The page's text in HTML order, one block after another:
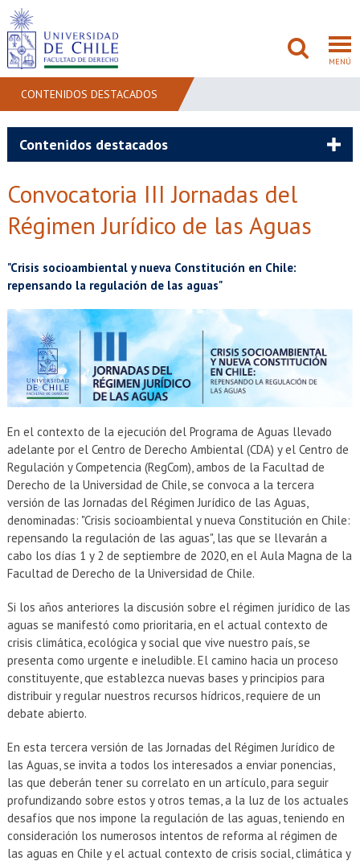
MENÚ
FACULTAD
POSTGRADO
INVESTIGACIÓN
BIBLIOTECAS
EXTENSIÓN
Académicos Estudiantes
Egresados Funcionarios
CONTENIDOS DESTACADOS
Contenidos destacados
Convocatoria III Jornadas del
Régimen Jurídico de las Aguas
"Crisis socioambiental y nueva Constitución en Chile:
repensando la regulación de las aguas"
En el contexto de la ejecución del Programa de Aguas llevado
adelante por el Centro de Derecho Ambiental (CDA) y el Centro de
Regulación y Competencia (RegCom), ambos de la Facultad de
Derecho de la Universidad de Chile, se convoca a la tercera
versión de las Jornadas del Régimen Jurídico de las Aguas,
denominadas: "Crisis socioambiental y nueva Constitución en Chile:
repensando la regulación de las aguas", las que se llevarán a
cabo los días 1 y 2 de septiembre de 2020, en el Aula Magna de la
Facultad de Derecho de la Universidad de Chile.
Si los años anteriores la discusión sobre el régimen jurídico de las
aguas se manifestó como prioritaria, en el actual contexto de
crisis climática, ecológica y social que vive nuestro país, se
presenta como urgente e ineludible. El camino hacia un proceso
constituyente, que establezca nuevas bases y principios para
distribuir y regular nuestros recursos hídricos, requiere de un
debate abierto.
En esta tercera versión de las Jornadas del Régimen Jurídico de
las Aguas, se invita a todos los interesados a enviar ponencias,
las que deberán tener su correlato en un artículo, para seguir
profundizando sobre estos y otros temas, a la luz de los actuales
desafíos que nos impone la regulación de las aguas, teniendo en
consideración los numerosos intentos de reforma al régimen de
las aguas en Chile y el actual contexto de crisis social, climática y